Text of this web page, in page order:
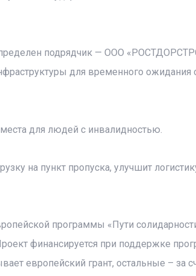
подрядчик — ООО
для временного ожидания
для людей с инвалидностью.
на пункт пропуска, улучшит
программы «Пути
финансируется при поддержке
европейский грант, остальные – за